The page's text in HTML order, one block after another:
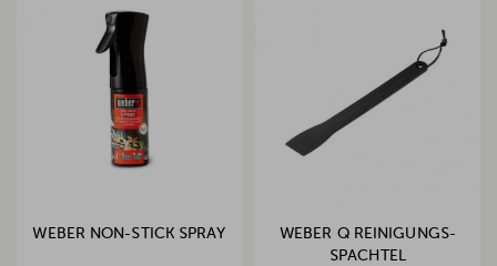
WEBER NON-STICK SPRAY
WEBER Q REINIGUNGS-
SPACHTEL